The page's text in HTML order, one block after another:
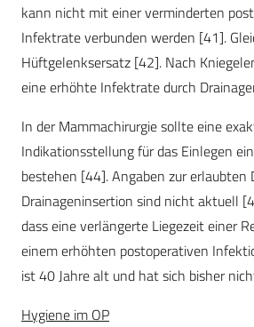
kann nicht mit einer verminderten
Infektrate verbunden werden [41].
Hüftgelenksersatz [42]. Nach
eine erhöhte Infektrate durch
In der Mammachirurgie sollte eine
Indikationsstellung für das Einlegen
bestehen [44]. Angaben zur erlaubten
Drainageninsertion sind nicht aktuell
dass eine verlängerte Liegezeit einer
einem erhöhten postoperativen
ist 40 Jahre alt und hat sich bisher
Hygiene im OP